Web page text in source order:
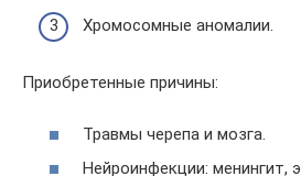
Хромосомные аномалии.
Приобретенные причины:
Травмы черепа и мозга.
Нейроинфекции: менингит,